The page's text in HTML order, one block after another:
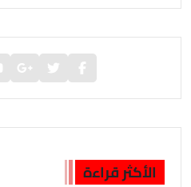
الأكثر قراءة